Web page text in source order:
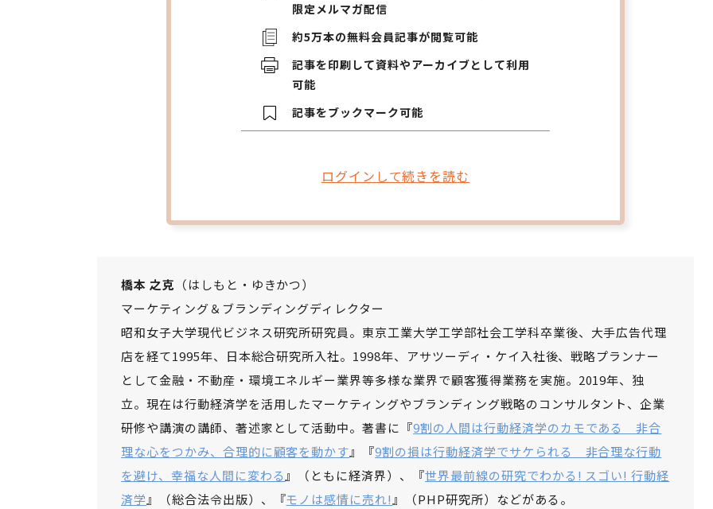
限定メルマガ配信
約5万本の無料会員記事が閲覧可能
記事を印刷して資料やアーカイブとして利用
可能
記事をブックマーク可能
ログインして続きを読む
橋本 之克 （はしもと・ゆきかつ）
マーケティング＆ブランディングディレクター
昭和女子大学現代ビジネス研究所研究員。東京工業大学工学部社会工学科卒業後、大手広告代理
店を経て1995年、日本総合研究所入社。1998年、アサツーディ・ケイ入社後、戦略プランナー
として金融・不動産・環境エネルギー業界等多様な業界で顧客獲得業務を実施。2019年、独
立。現在は行動経済学を活用したマーケティングやブランディング戦略のコンサルタント、企業
研修や講演の講師、著述家として活動中。著書に『9割の人間は行動経済学のカモである 非合
理な心をつかみ、合理的に顧客を動かす』『9割の損は行動経済学でサケられる 非合理な行動
を避け、幸福な人間に変わる 』（ともに経済界）、『世界最前線の研究でわかる! スゴい! 行動経
済学 』（総合法令出版）、『モノは感情に売れ! 』（PHP研究所）などがある。